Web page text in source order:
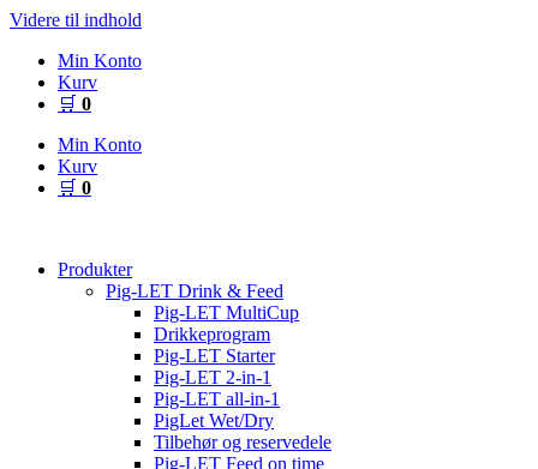
Videre til indhold
Min Konto
Kurv
🛒 0
Min Konto
Kurv
🛒 0
Produkter
Pig-LET Drink & Feed
Pig-LET MultiCup
Drikkeprogram
Pig-LET Starter
Pig-LET 2-in-1
Pig-LET all-in-1
PigLet Wet/Dry
Tilbehør og reservedele
Pig-LET Feed on time